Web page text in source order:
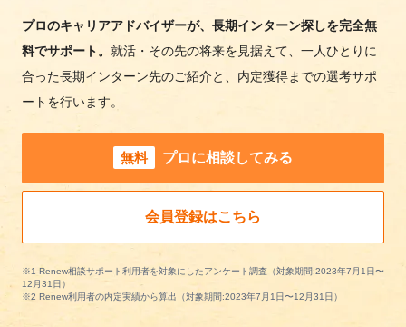
プロのキャリアアドバイザーが、長期インターン探しを完全無
料でサポート。 就活・その先の将来を見据えて、一人ひとりに
合った長期インターン先のご紹介と、内定獲得までの選考サポ
ートを行います。
無料 プロに相談してみる
会員登録はこちら
※1 Renew相談サポート利用者を対象にしたアンケート調査（対象期間:2023年7月1日〜
12月31日）
※2 Renew利用者の内定実績から算出（対象期間:2023年7月1日〜12月31日）